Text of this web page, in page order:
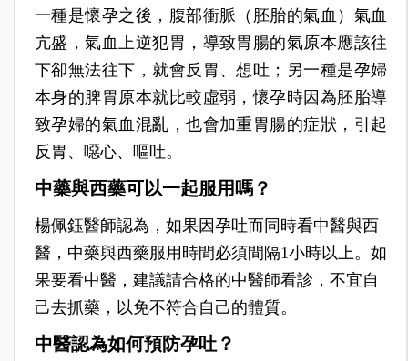
一種是懷孕之後，腹部衝脈（胚胎的氣血）氣血
亢盛，氣血上逆犯胃，導致胃腸的氣原本應該往
下卻無法往下，就會反胃、想吐；另一種是孕婦
本身的脾胃原本就比較虛弱，懷孕時因為胚胎導
致孕婦的氣血混亂，也會加重胃腸的症狀，引起
反胃、噁心、嘔吐。
中藥與西藥可以一起服用嗎？
楊佩鈺醫師認為，如果因孕吐而同時看中醫與西
醫，中藥與西藥服用時間必須間隔1小時以上。如
果要看中醫，建議請合格的中醫師看診，不宜自
己去抓藥，以免不符合自己的體質。
中醫認為如何預防孕吐？